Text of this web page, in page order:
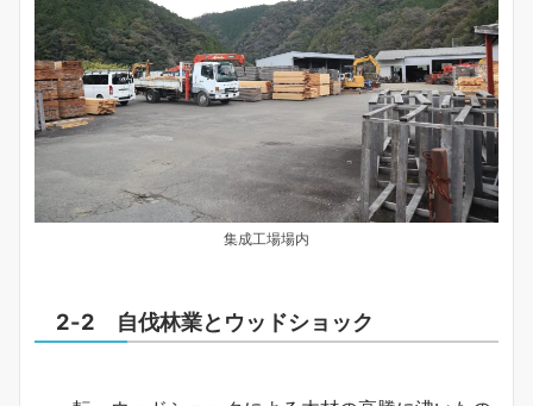
集成工場場内
2-2 自伐林業とウッドショック